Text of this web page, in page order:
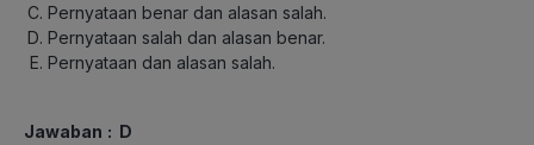
Pernyataan benar dan alasan salah.
Pernyataan salah dan alasan benar.
Pernyataan dan alasan salah.
Jawaban : D